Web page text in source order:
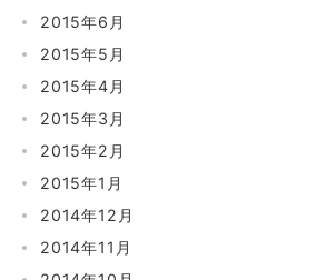
2015年6月
2015年5月
2015年4月
2015年3月
2015年2月
2015年1月
2014年12月
2014年11月